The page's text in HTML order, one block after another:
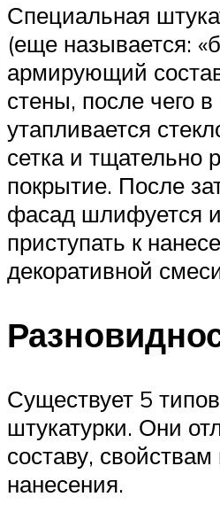
Специальная
(еще называется:
армирующий
стены, после чего в
утапливается
сетка и тщательно
покрытие. После
фасад шлифуется
приступать к
декоративной
Существует 5
штукатурки. Они
составу, свойствам
нанесения.